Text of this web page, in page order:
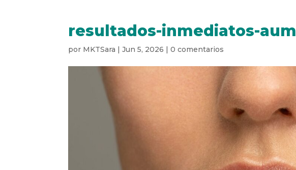
resultados-inmediatos-
por MKTSara |Jun 5, 2026 |0 comentarios